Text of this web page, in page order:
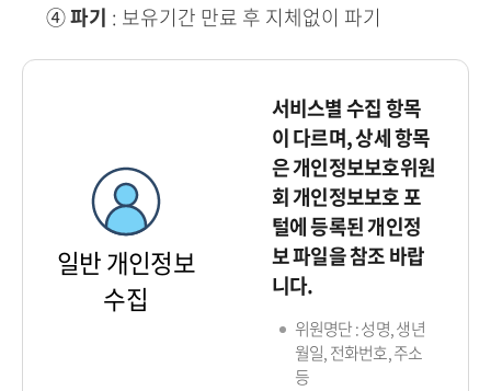
④파기 : 보유기간 만료 후 지체없이 파기
일반 개인정보
수집
서비스별 수집 항목
이 다르며, 상세 항목
은 개인정보보호위원
회 개인정보보호 포
털에 등록된 개인정
보 파일을 참조 바랍
니다.
위원명단 : 성명, 생년
월일, 전화번호, 주소
등